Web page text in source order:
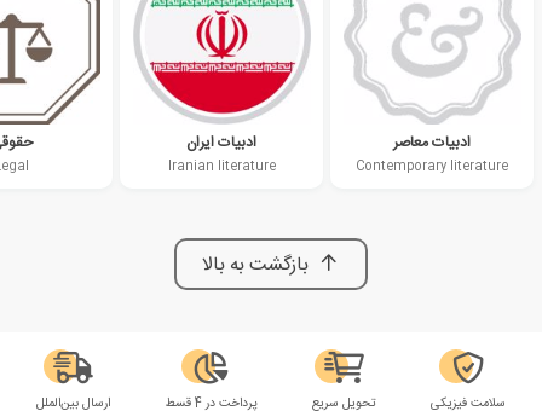
ادبیات معاصر
Contemporary literature
ادبیات ایران
Iranian literature
بازگشت به بالا
سلامت فیزیکی تحویل سریع پرداخت در 4 قسط ارسال بین‌الملل